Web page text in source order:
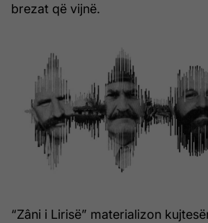
brezat që vijnë.
“Zâni i Lirisë” materializon